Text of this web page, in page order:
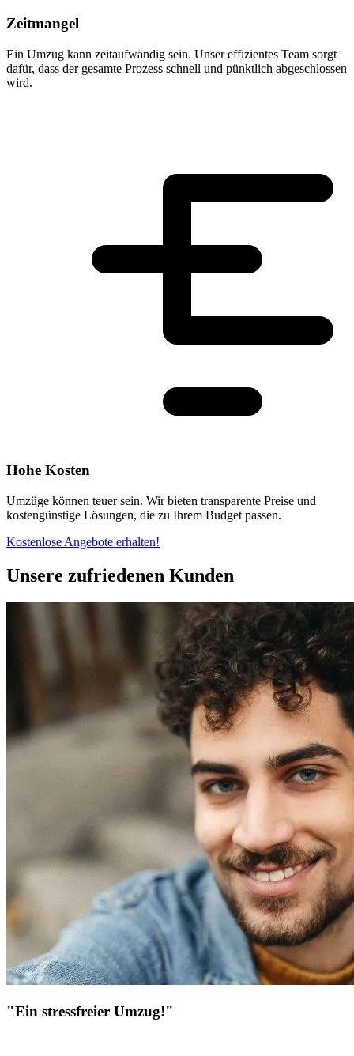
Zeitmangel
Ein Umzug kann zeitaufwändig sein. Unser effizientes Team sorgt
dafür, dass der gesamte Prozess schnell und pünktlich abgeschlossen
wird.
Hohe Kosten
Umzüge können teuer sein. Wir bieten transparente Preise und
kostengünstige Lösungen, die zu Ihrem Budget passen.
Kostenlose Angebote erhalten!
Unsere zufriedenen Kunden
"Ein stressfreier Umzug!"